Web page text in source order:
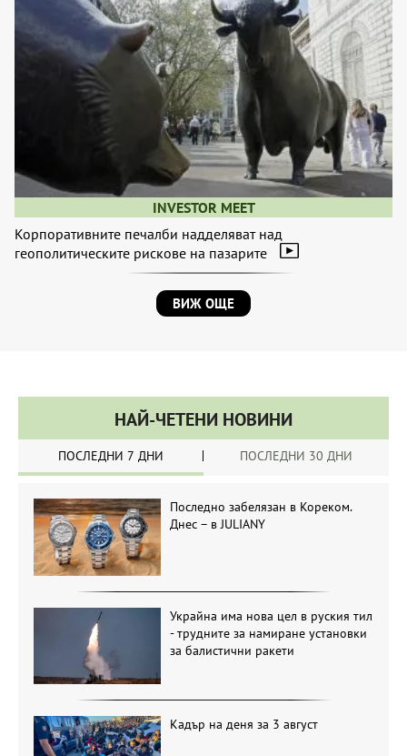
INVESTOR MEET
Корпоративните печалби надделяват над
геополитическите рискове на пазарите
ВИЖ ОЩЕ
НАЙ-ЧЕТЕНИ НОВИНИ
ПОСЛЕДНИ 7 ДНИ ПОСЛЕДНИ 30 ДНИ
Последно забелязан в Кореком.
Днес – в JULIANY
Украйна има нова цел в руския тил
- трудните за намиране установки
за балистични ракети
Кадър на деня за 3 август